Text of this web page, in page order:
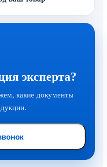
эксперта?
какие документы